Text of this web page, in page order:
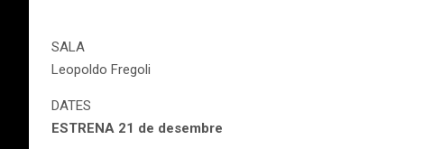
SALA
Leopoldo Fregoli
DATES
ESTRENA 21 de desembre